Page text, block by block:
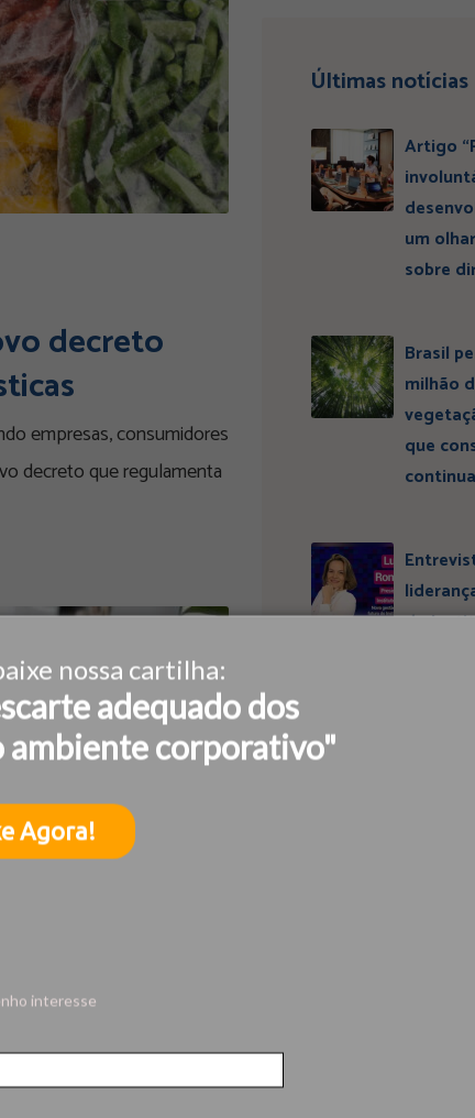
nossa cartilha:
adequado dos
ambiente corporativo"
Agora!
interesse
decreto
empresas, consumidores
decreto que regulamenta
Últimas notícias
Artigo
um
sobre
Brasil
milhão
que
do
Artigo: